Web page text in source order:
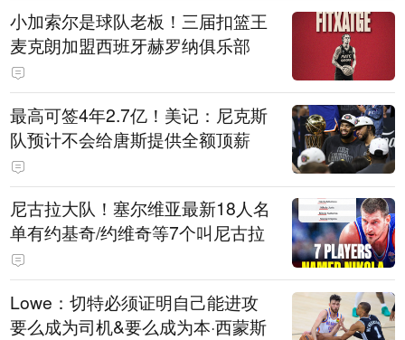
小加索尔是球队老板！三届扣篮王
麦克朗加盟西班牙赫罗纳俱乐部
最高可签4年2.7亿！美记：尼克斯
队预计不会给唐斯提供全额顶薪
尼古拉大队！塞尔维亚最新18人名
单有约基奇/约维奇等7个叫尼古拉
Lowe：切特必须证明自己能进攻
要么成为司机&要么成为本·西蒙斯